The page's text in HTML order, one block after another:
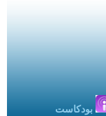
بودكاست